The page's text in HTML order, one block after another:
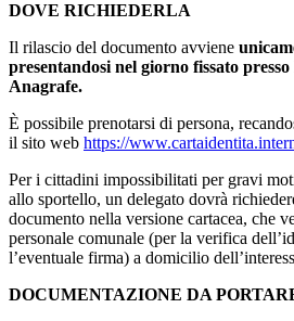
DOVE RICHIEDERLA
Il rilascio del documento avviene
presentandosi nel giorno fissato presso
Anagrafe.
È possibile prenotarsi di persona,
il sito web https://
Per i cittadini impossibilitati per gravi
allo sportello, un delegato dovrà
documento nella versione cartacea, che
personale comunale (per la verifica
l’eventuale firma) a domicilio
DOCUMENTAZIONE DA